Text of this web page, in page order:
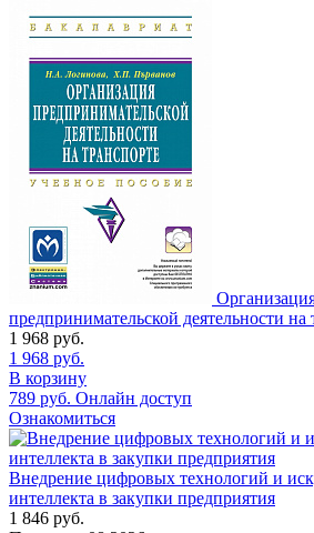
предпринимательской деятельности на
1 968 руб.
1 968 руб.
В корзину
789 руб. Онлайн доступ
Ознакомиться
Внедрение цифровых технологий и
интеллекта в закупки предприятия
1 846 руб.